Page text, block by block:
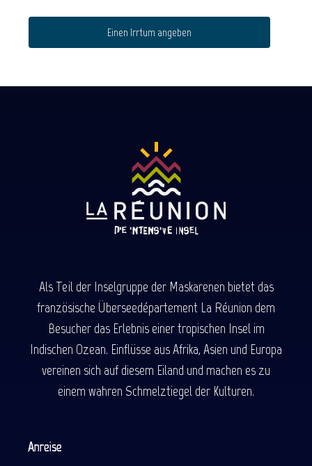
Einen Irrtum angeben
Als Teil der Inselgruppe der Maskarenen bietet das
französische Überseedépartement La Réunion dem
Besucher das Erlebnis einer tropischen Insel im
Indischen Ozean. Einflüsse aus Afrika, Asien und Europa
vereinen sich auf diesem Eiland und machen es zu
einem wahren Schmelztiegel der Kulturen.
Anreise